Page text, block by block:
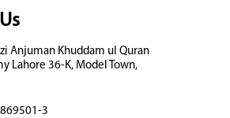
Anjuman Khuddam ul Quran
Lahore 36-K, Model Town,
3